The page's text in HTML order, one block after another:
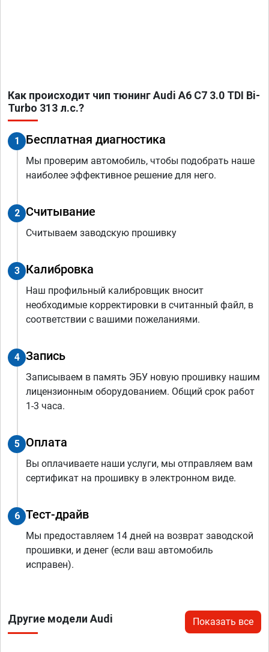
Как происходит чип тюнинг Audi A6 C7 3.0 TDI Bi-
Turbo 313 л.с.?
1 Бесплатная диагностика
Мы проверим автомобиль, чтобы подобрать наше
наиболее эффективное решение для него.
2 Считывание
Считываем заводскую прошивку
3 Калибровка
Наш профильный калибровщик вносит
необходимые корректировки в считанный файл, в
соответствии с вашими пожеланиями.
4 Запись
Записываем в память ЭБУ новую прошивку нашим
лицензионным оборудованием. Общий срок работ
1-3 часа.
5 Оплата
Вы оплачиваете наши услуги, мы отправляем вам
сертификат на прошивку в электронном виде.
6 Тест-драйв
Мы предоставляем 14 дней на возврат заводской
прошивки, и денег (если ваш автомобиль
исправен).
Другие модели Audi Показать все